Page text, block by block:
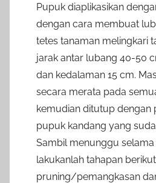
Pupuk diaplikasikan
dengan cara membuat
tetes tanaman melingkari
jarak antar lubang 40-50
dan kedalaman 15 cm.
secara merata pada
kemudian ditutup dengan
pupuk kandang yang
Sambil menunggu
lakukanlah tahapan
pruning/pemangkasan